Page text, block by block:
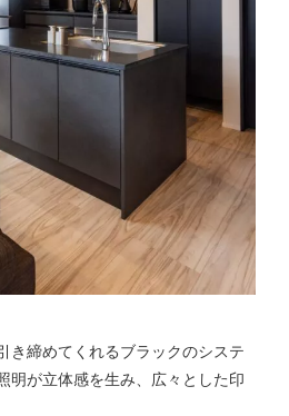
き締めてくれるブラックのシステ
明が立体感を生み、広々とした印